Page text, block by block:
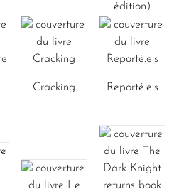
édition)
Cracking Reporté.e.s